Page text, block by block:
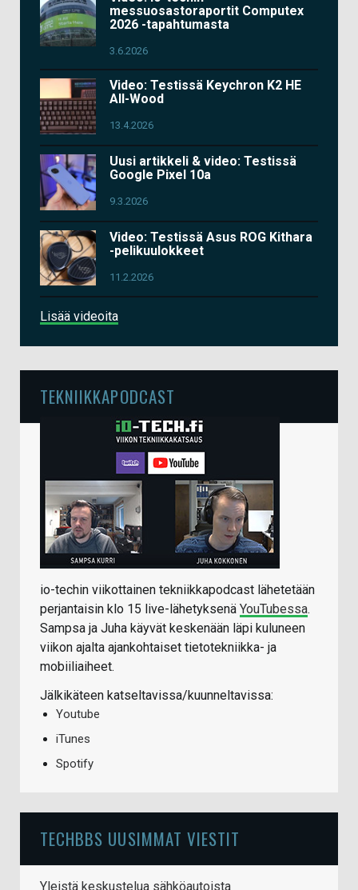
messuosastoraportit Computex
2026 -tapahtumasta
3.6.2026
Video: Testissä Keychron K2 HE
All-Wood
13.4.2026
Uusi artikkeli & video: Testissä
Google Pixel 10a
9.3.2026
Video: Testissä Asus ROG Kithara
-pelikuulokkeet
11.2.2026
Lisää videoita
TEKNIIKKAPODCAST
io-techin viikottainen tekniikkapodcast lähetetään
perjantaisin klo 15 live-lähetyksenä YouTubessa.
Sampsa ja Juha käyvät keskenään läpi kuluneen
viikon ajalta ajankohtaiset tietotekniikka- ja
mobiiliaiheet.
Jälkikäteen katseltavissa/kuunneltavissa:
Youtube
iTunes
Spotify
TECHBBS UUSIMMAT VIESTIT
Yleistä keskustelua sähköautoista